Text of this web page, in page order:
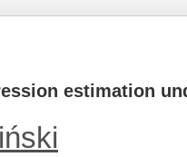
estimation